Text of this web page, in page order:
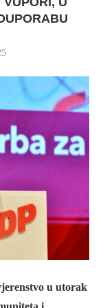
u utorak